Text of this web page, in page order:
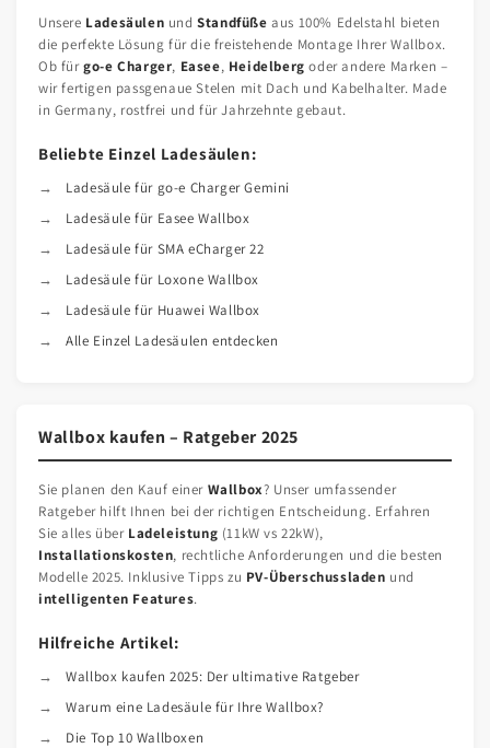
Unsere Ladesäulen undStandfüße aus 100% Edelstahl bieten
die perfekte Lösung für die freistehende Montage Ihrer Wallbox.
Ob fürgo-e Charger, Easee, Heidelberg oder andere Marken –
wir fertigen passgenaue Stelen mit Dach und Kabelhalter. Made
in Germany, rostfrei und für Jahrzehnte gebaut.
Beliebte Einzel Ladesäulen:
Ladesäule für go-e Charger Gemini
Ladesäule für Easee Wallbox
Ladesäule für SMA eCharger 22
Ladesäule für Loxone Wallbox
Ladesäule für Huawei Wallbox
Alle Einzel Ladesäulen entdecken
Wallbox kaufen – Ratgeber 2025
Sie planen den Kauf einer Wallbox? Unser umfassender
Ratgeber hilft Ihnen bei der richtigen Entscheidung. Erfahren
Sie alles über Ladeleistung (11kW vs 22kW),
Installationskosten, rechtliche Anforderungen und die besten
Modelle 2025. Inklusive Tipps zu PV-Überschussladen und
intelligenten Features.
Hilfreiche Artikel:
Wallbox kaufen 2025: Der ultimative Ratgeber
Warum eine Ladesäule für Ihre Wallbox?
Die Top 10 Wallboxen